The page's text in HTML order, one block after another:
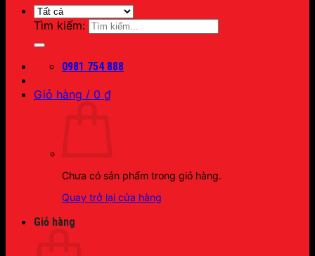
Tìm kiếm:
0981 754 888
Giỏ hàng / 0 ₫
Chưa có sản phẩm trong giỏ hàng.
Quay trở lại cửa hàng
Giỏ hàng